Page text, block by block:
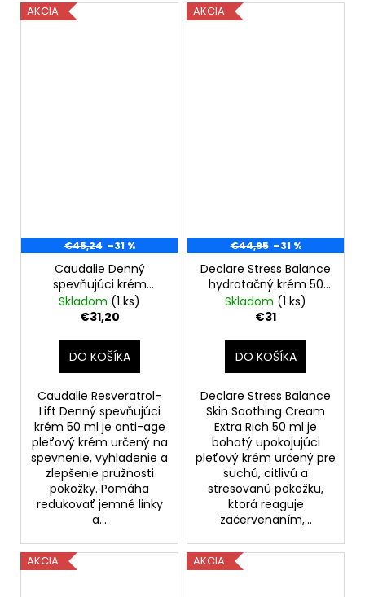
AKCIA
€45,24 –31 %
Caudalie Denný
spevňujúci krém
Resveratrol Lift 50ml
Skladom (1 ks)
€31,20
DO KOŠÍKA
Caudalie Resveratrol-
Lift Denný spevňujúci
krém 50 ml je anti-age
pleťový krém určený na
spevnenie, vyhladenie a
zlepšenie pružnosti
pokožky. Pomáha
redukovať jemné linky
a...
AKCIA
€44,95 –31 %
Declare Stress Balance
hydratačný krém 50
ml, Skin Soothing
Cream extra rich
Skladom (1 ks)
€31
DO KOŠÍKA
Declare Stress Balance
Skin Soothing Cream
Extra Rich 50 ml je
bohatý upokojujúci
pleťový krém určený pre
suchú, citlivú a
stresovanú pokožku,
ktorá reaguje
začervenaním,...
AKCIA AKCIA